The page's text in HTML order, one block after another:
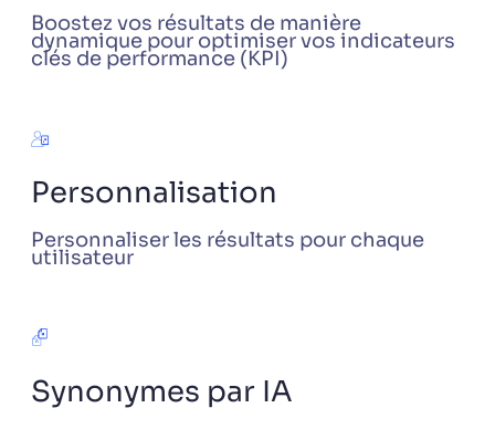
Boostez vos résultats de manière
dynamique pour optimiser vos indicateurs
clés de performance (KPI)
Personnalisation
Personnaliser les résultats pour chaque
utilisateur
Synonymes par IA